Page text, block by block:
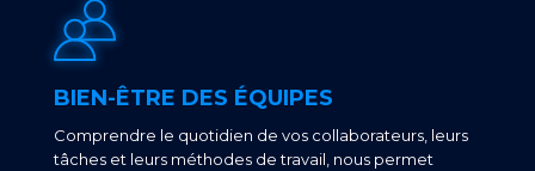
BIEN-ÊTRE DES ÉQUIPES
Comprendre le quotidien de vos collaborateurs, leurs
tâches et leurs méthodes de travail, nous permet